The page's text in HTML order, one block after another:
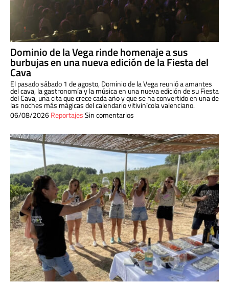
Dominio de la Vega rinde homenaje a sus
burbujas en una nueva edición de la Fiesta del
Cava
El pasado sábado 1 de agosto, Dominio de la Vega reunió a amantes
del cava, la gastronomía y la música en una nueva edición de su Fiesta
del Cava, una cita que crece cada año y que se ha convertido en una de
las noches más mágicas del calendario vitivinícola valenciano.
06/08/2026ReportajesSin comentarios